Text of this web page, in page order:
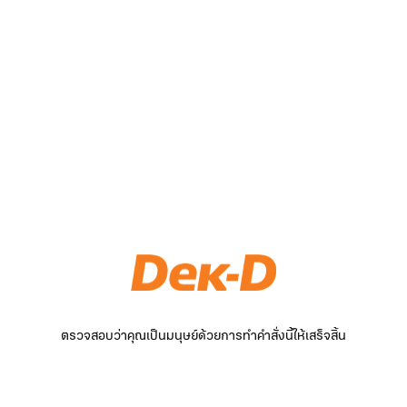
ตรวจสอบว่าคุณเป็นมนุษย์ด้วยการทำคำสั่งนี้ให้เสร็จสิ้น